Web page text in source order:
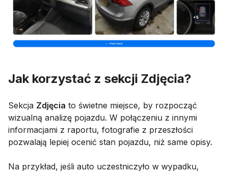
Jak korzystać z sekcji Zdjęcia?
Sekcja Zdjęcia to świetne miejsce, by rozpocząć
wizualną analizę pojazdu. W połączeniu z innymi
informacjami z raportu, fotografie z przeszłości
pozwalają lepiej ocenić stan pojazdu, niż same opisy.
Na przykład, jeśli auto uczestniczyło w wypadku,